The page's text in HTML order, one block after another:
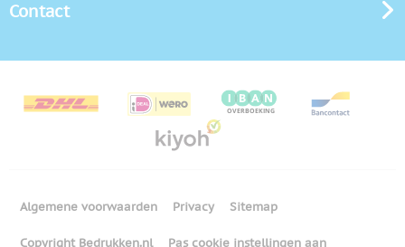
Contact
Algemene voorwaarden Privacy Sitemap
Copyright Bedrukken.nl Pas cookie instellingen aan